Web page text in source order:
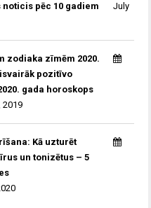
noticis pēc 10 gadiem
July
zodiaka zīmēm 2020.
pozitīvo
gada horoskops
2019
Kā uzturēt
un tonizētus – 5